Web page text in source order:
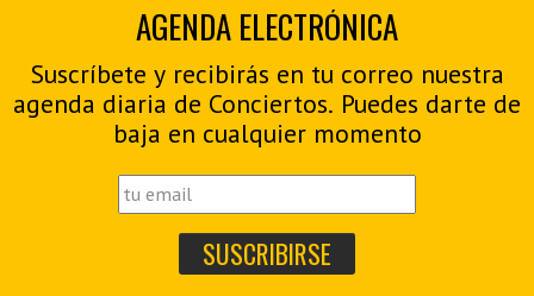
AGENDA ELECTRÓNICA
Suscríbete y recibirás en tu correo nuestra
agenda diaria de Conciertos. Puedes darte de
baja en cualquier momento